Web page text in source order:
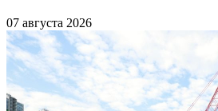
07 августа 2026